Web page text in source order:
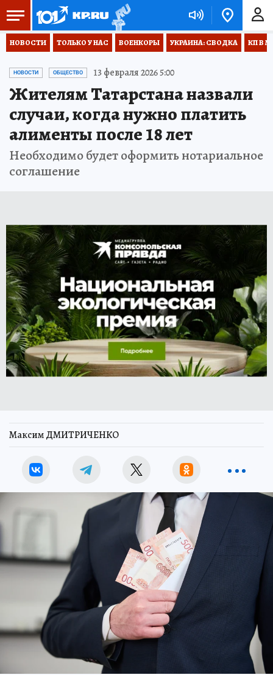
НОВОСТИ ТОЛЬКО У НАС ВОЕНКОРЫ УКРАИНА: СВОДКА КП В
НОВОСТИ ОБЩЕСТВО 13 февраля 2026 5:00
Жителям Татарстана назвали
случаи, когда нужно платить
алименты после 18 лет
Необходимо будет оформить нотариальное
соглашение
Максим ДМИТРИЧЕНКО